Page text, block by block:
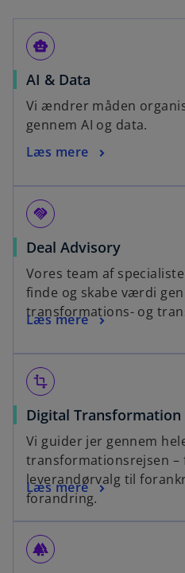
smart_toy
AI & Data
Vi ændrer måden
gennem AI og data.
Læs mere
handshake
Deal Advisory
Vores team af
finde og skabe værdi
transformations- og
Læs mere
transform
Digital Transformation
Vi guider jer gennem
transformationsrejsen –
leverandørvalg til
forandring.
Læs mere
forest